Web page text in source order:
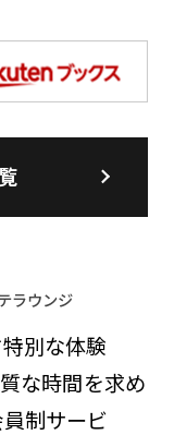
ラウンジ
別な体験
な時間を求め
制サービ